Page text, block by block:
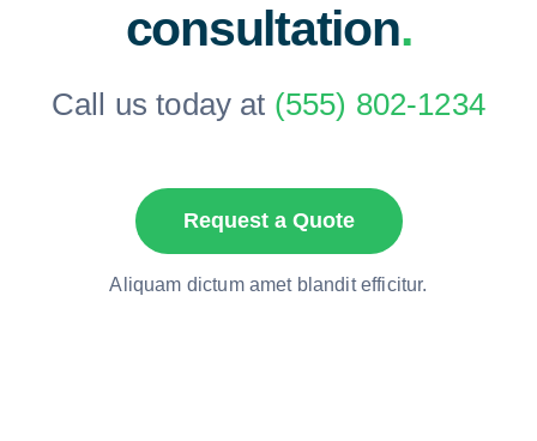
consultation.
Call us today at (555) 802-1234
Request a Quote
Aliquam dictum amet blandit efficitur.